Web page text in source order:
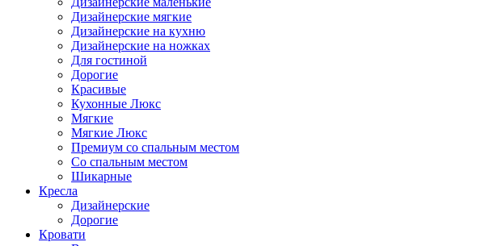
Дизайнерские мягкие
Дизайнерские на кухню
Дизайнерские на ножках
Для гостиной
Дорогие
Красивые
Кухонные Люкс
Мягкие
Мягкие Люкс
Премиум со спальным местом
Со спальным местом
Шикарные
Кресла
Дизайнерские
Дорогие
Кровати